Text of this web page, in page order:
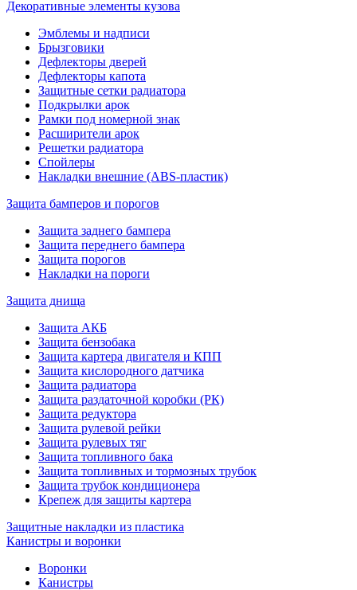
Декоративные элементы кузова
Эмблемы и надписи
Брызговики
Дефлекторы дверей
Дефлекторы капота
Защитные сетки радиатора
Подкрылки арок
Рамки под номерной знак
Расширители арок
Решетки радиатора
Спойлеры
Накладки внешние (ABS-пластик)
Защита бамперов и порогов
Защита заднего бампера
Защита переднего бампера
Защита порогов
Накладки на пороги
Защита днища
Защита АКБ
Защита бензобака
Защита картера двигателя и КПП
Защита кислородного датчика
Защита радиатора
Защита раздаточной коробки (РК)
Защита редуктора
Защита рулевой рейки
Защита рулевых тяг
Защита топливного бака
Защита топливных и тормозных трубок
Защита трубок кондиционера
Крепеж для защиты картера
Защитные накладки из пластика
Канистры и воронки
Воронки
Канистры